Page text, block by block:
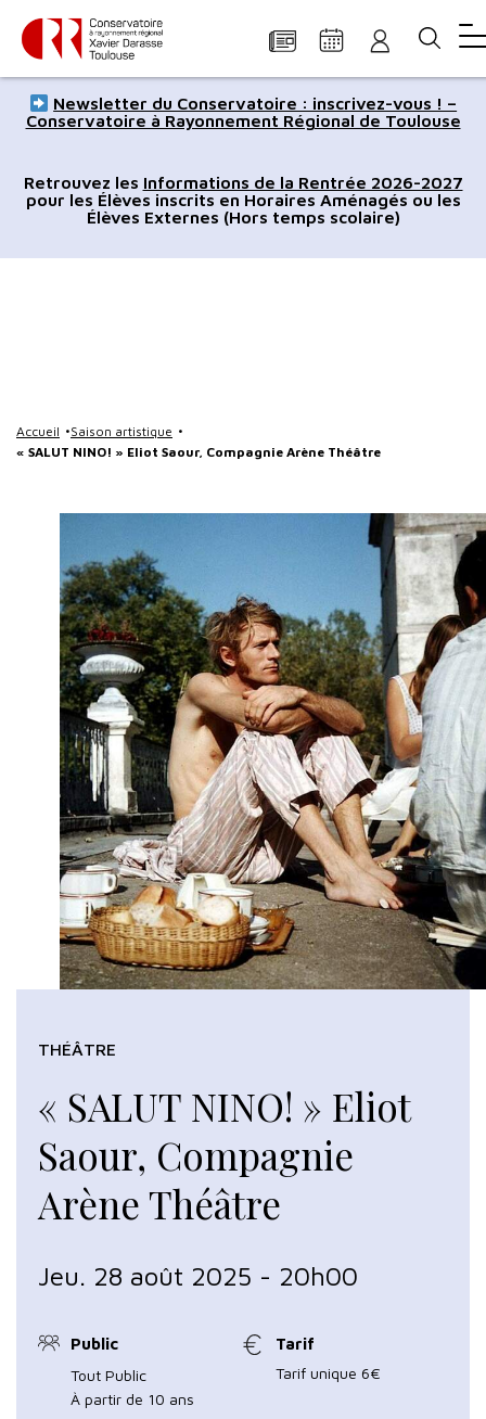
Panneau de gestion des cookies
Aller
au
principal
à
navigation
à
recherche
au
de
page
au
du
site
Newsletter du Conservatoire : inscrivez-vous ! –
Conservatoire à Rayonnement Régional de Toulouse
Retrouvez les Informations de la Rentrée 2026-2027
pour les Élèves inscrits en Horaires Aménagés ou les
Élèves Externes (Hors temps scolaire)
Accueil
Saison artistique
« SALUT NINO! » Eliot Saour, Compagnie Arène Théâtre
« SALUT NINO! » Eliot
Saour, Compagnie
Arène Théâtre
THÉÂTRE
Jeu. 28 août 2025 - 20h00
Public
Tout Public
À partir de 10 ans
Tarif
Tarif unique 6€